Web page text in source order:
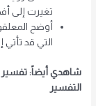
تغيرت إلى
أوضح
التي قد تأتي
شاهدي أيضاً: تفسير
التفسير